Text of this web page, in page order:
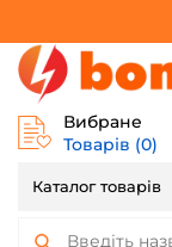
Вибране
Товарів (0)
Каталог товарів